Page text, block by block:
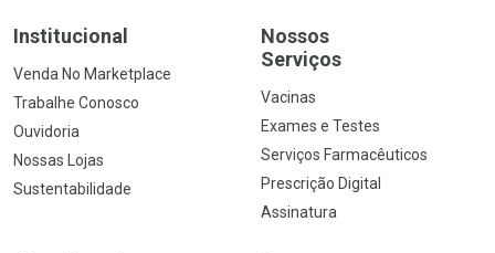
Institucional
Venda No Marketplace
Trabalhe Conosco
Ouvidoria
Nossas Lojas
Sustentabilidade
Nossos
Serviços
Vacinas
Exames e Testes
Serviços Farmacêuticos
Prescrição Digital
Assinatura